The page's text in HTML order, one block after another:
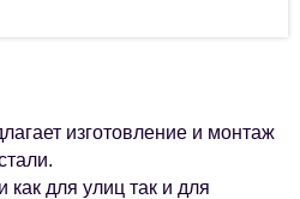
изготовление и монтаж
как для улиц так и для